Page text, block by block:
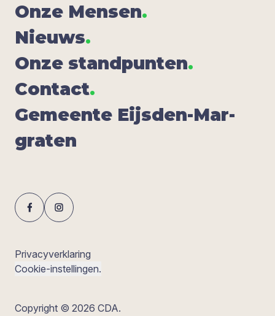
Onze Men­sen.
Nieuws.
Onze stand­pun­ten.
Con­tact.
Gemeen­te Eijs­den-Mar­
gra­ten
Privacyverklaring
Cookie-instellingen.
Copyright © 2026 CDA.